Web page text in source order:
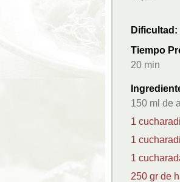
Dificultad:
Tiempo
20 min
150 ml de
1
1
1
250 gr de